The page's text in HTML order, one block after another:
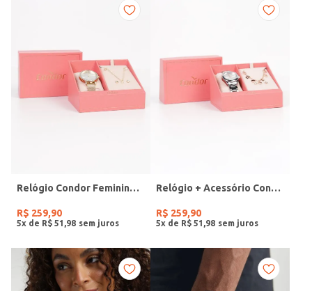
Relógio Condor Feminino DOURADO
R$ 259,90
5x de R$ 51 98
Relógio + Acessório Condor Feminino PRATA
R$ 259,90
5x de R$ 51 98